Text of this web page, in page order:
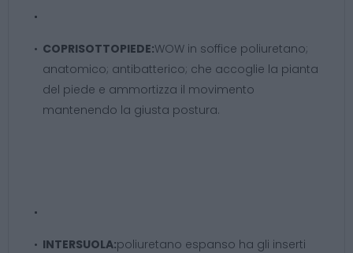
COPRISOTTOPIEDE:WOW in soffice poliuretano;
anatomico; antibatterico; che accoglie la pianta
del piede e ammortizza il movimento
mantenendo la giusta postura.
INTERSUOLA:poliuretano espanso ha gli inserti